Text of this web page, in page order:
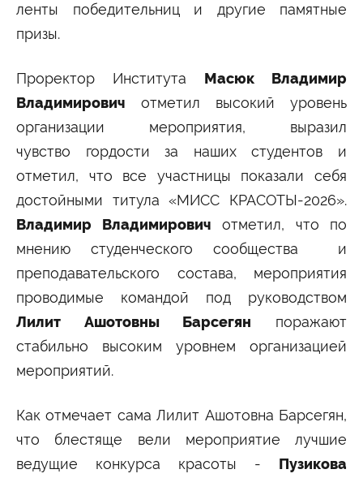
ленты победительниц и другие памятные
призы.
Проректор Института Масюк Владимир
Владимирович отметил высокий уровень
организации мероприятия, выразил
чувство гордости за наших студентов и
отметил, что все участницы показали себя
достойными титула «МИСС КРАСОТЫ-2026».
Владимир Владимирович отметил, что по
мнению студенческого сообщества и
преподавательского состава, мероприятия
проводимые командой под руководством
Лилит Ашотовны Барсегян поражают
стабильно высоким уровнем организацией
мероприятий.
Как отмечает сама Лилит Ашотовна Барсегян,
что блестяще вели мероприятие лучшие
ведущие конкурса красоты - Пузикова